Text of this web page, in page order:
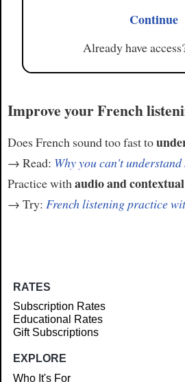
Continue
Already have
Improve your French
Does French sound too fast to
→ Read: Why you can't understand
Practice withaudio and
→ Try: French listening practice
RATES
Subscription Rates
Educational Rates
Gift Subscriptions
EXPLORE
Who It's For